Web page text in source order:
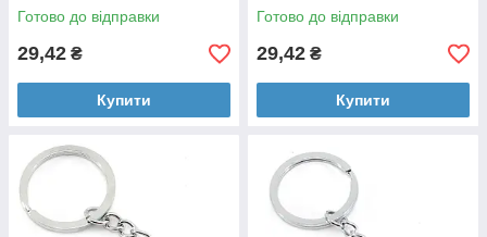
Готово до відправки
29,42 ₴
Купити
Готово до відправки
29,42 ₴
Купити